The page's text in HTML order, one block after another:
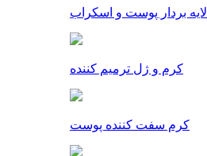
لایه بردار پوست و اسکراب
کرم و ژل ترمیم کننده
کرم سفت کننده پوست